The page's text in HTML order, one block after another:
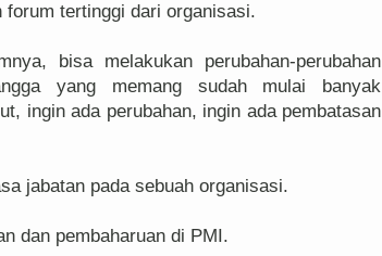
forum tertinggi dari organisasi.
bisa melakukan perubahan-perubahan
yang memang sudah mulai banyak
ingin ada perubahan, ingin ada pembatasan
jabatan pada sebuah organisasi.
dan pembaharuan di PMI.